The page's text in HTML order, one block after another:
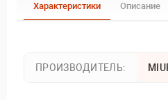
Характеристики Описание
ПРОИЗВОДИТЕЛЬ: